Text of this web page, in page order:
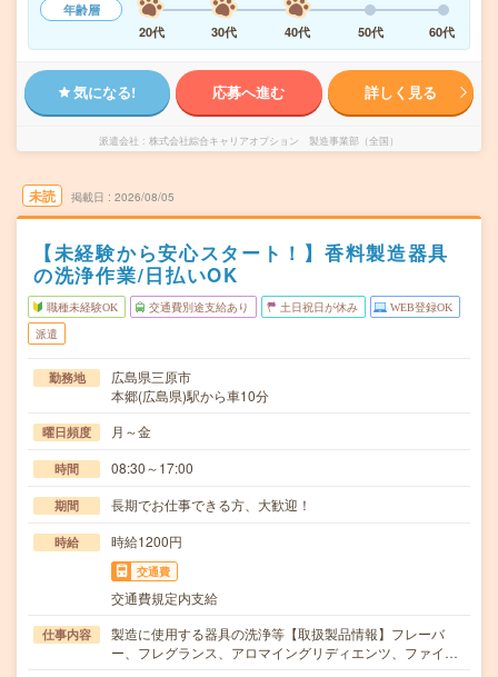
年齢層
20代
30代 40代 50代 60代
気になる! 応募へ進む 詳しく見る
派遣会社 株式会社綜合キャリアオプション 製造事業部（全国）
未読 掲載日 2026/08/05
【未経験から安心スタート！】香料製造器具
の洗浄作業/日払いOK
職種未経験OK 交通費別途支給あり 土日祝日が休み WEB登録OK
派遣
勤務地
広島県三原市
本郷(広島県)駅から車10分
曜日頻度 月～金
時間 08:30～17:00
期間 長期でお仕事できる方、大歓迎！
時給 時給1200円
交通費
交通費規定内支給
仕事内容
製造に使用する器具の洗浄等【取扱製品情報】フレーバ
ー、フレグランス、アロマイングリディエンツ、ファイ…